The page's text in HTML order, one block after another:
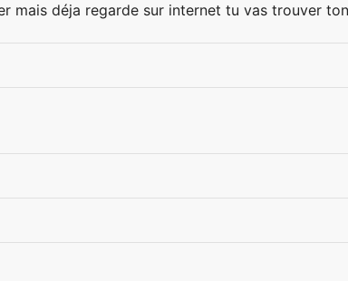
mais déja regarde sur internet tu vas trouver